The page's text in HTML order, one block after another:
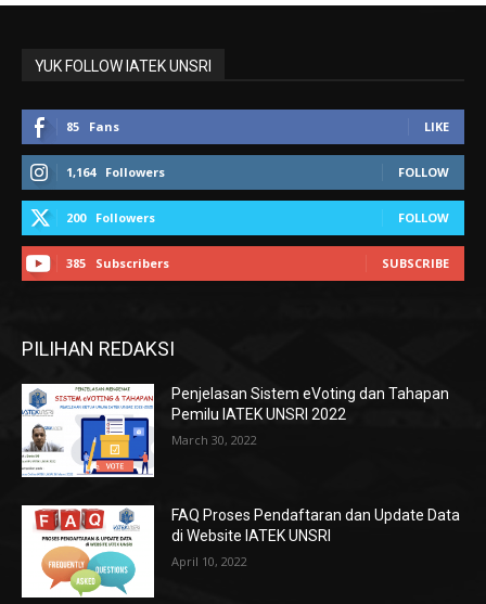
YUK FOLLOW IATEK UNSRI
85 Fans LIKE
1,164 Followers FOLLOW
200 Followers FOLLOW
385 Subscribers SUBSCRIBE
PILIHAN REDAKSI
Penjelasan Sistem eVoting dan Tahapan
Pemilu IATEK UNSRI 2022
March 30, 2022
FAQ Proses Pendaftaran dan Update Data
di Website IATEK UNSRI
April 10, 2022